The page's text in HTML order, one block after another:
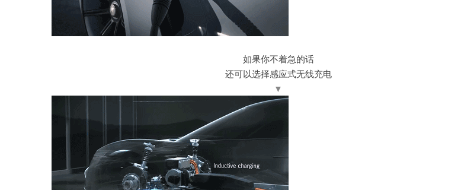
如果你不着急的话
还可以选择感应式无线充电
▼